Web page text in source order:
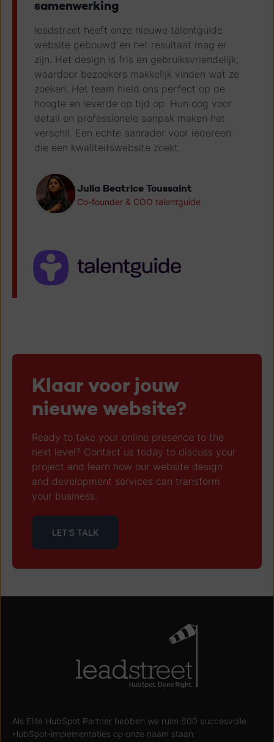
samenwerking
leadstreet heeft onze nieuwe talentguide
website gebouwd en het resultaat mag er
zijn. Het design is fris en gebruiksvriendelijk,
waardoor bezoekers makkelijk vinden wat ze
zoeken. Het team hield ons perfect op de
hoogte en leverde op tijd op. Hun oog voor
detail en professionele aanpak maken het
verschil. Een echte aanrader voor iedereen
die een kwaliteitswebsite zoekt.
Julia Beatrice Toussaint
Co-founder & COO talentguide
Klaar voor jouw
nieuwe website?
Ready to take your online presence to the
next level? Contact us today to discuss your
project and learn how our website design
and development services can transform
your business.
LET'S TALK
Als Elite HubSpot Partner hebben we ruim 600 succesvolle
HubSpot-implementaties op onze naam staan.